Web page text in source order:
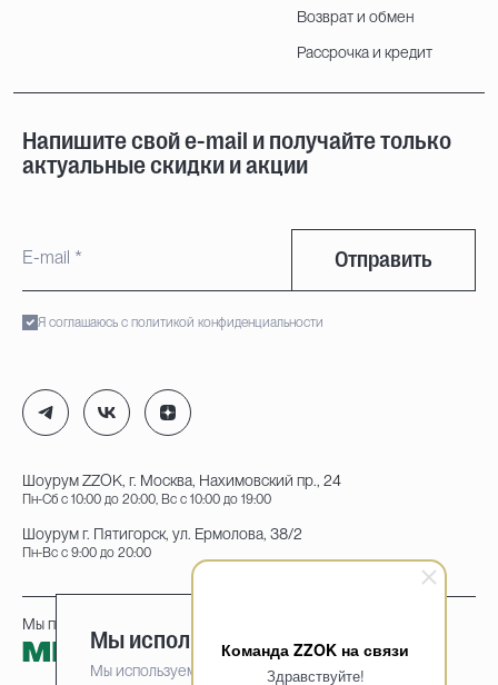
Команда ZZOK на связи
Здравствуйте!
Возврат и обмен
Рассрочка и кредит
Напишите свой e-mail и получайте только
актуальные скидки и акции
Отправить
Я соглашаюсь с политикой конфиденциальности
Шоурум ZZOK, г. Москва, Нахимовский пр., 24
Пн-Сб с 10:00 до 20:00, Вс с 10:00 до 19:00
Шоурум г. Пятигорск, ул. Ермолова, 38/2
Пн-Вс с 9:00 до 20:00
Мы принимаем к оплате:
Мы используем cookie-файлы
Мы используем cookie-файлы для наилучшего